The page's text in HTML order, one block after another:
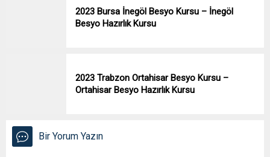
2023 Bursa İnegöl Besyo Kursu – İnegöl
Besyo Hazırlık Kursu
2023 Trabzon Ortahisar Besyo Kursu –
Ortahisar Besyo Hazırlık Kursu
Bir Yorum Yazın